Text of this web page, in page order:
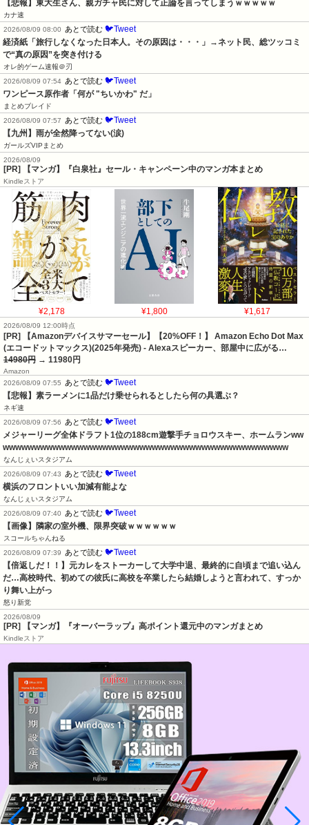
【悲報】東大生さん、親ガチャ民に対して正論を言ってしまうｗｗｗｗｗ
カナ速
2026/08/09 08:00
あとで読む 🐦Tweet
経済紙「旅行しなくなった日本人。その原因は・・・」→ネット民、総ツッコミ
で“真の原因”を突き付ける
オレ的ゲーム速報＠刃
2026/08/09 07:54 あとで読む 🐦Tweet
ワンピース原作者「何が "ちいかわ" だ」
まとめブレイド
2026/08/09 07:57
あとで読む 🐦Tweet
【九州】雨が全然降ってない(涙)
ガールズVIPまとめ
2026/08/09
[PR] 【マンガ】『白泉社』セール・キャンペーン中のマンガ本まとめ
Kindleストア
¥2,178 ¥1,800 ¥1,617
2026/08/09 12:00時点
[PR] 【Amazonデバイスサマーセール】【20%OFF！】 Amazon Echo Dot Max
(エコードットマックス)(2025年発売) - Alexaスピーカー、部屋中に広がる…
14980円 → 11980円
Amazon
2026/08/09 07:55
あとで読む 🐦Tweet
【悲報】素ラーメンに1品だけ乗せられるとしたら何の具選ぶ？
ネギ速
2026/08/09 07:56
あとで読む 🐦Tweet
メジャーリーグ全体ドラフト1位の188cm遊撃手チョロウスキー、ホームランww
wwwwwwwwwwwwwwwwwwwwwwwwwwwwwwwwwwwwwwwwwwwwww
なんじぇいスタジアム
2026/08/09 07:43
あとで読む 🐦Tweet
横浜のフロントいい加減有能よな
なんじぇいスタジアム
2026/08/09 07:40
あとで読む 🐦Tweet
【画像】隣家の室外機、限界突破ｗｗｗｗｗｗ
スコールちゃんねる
2026/08/09 07:39
あとで読む 🐦Tweet
【倍返しだ！！】元カレをストーカーして大学中退、最終的に自頃まで追い込ん
だ…高校時代、初めての彼氏に高校を卒業したら結婚しようと言われて、すっか
り舞い上がっ
怒り新党
2026/08/09
[PR] 【マンガ】『オーバーラップ』高ポイント還元中のマンガまとめ
Kindleストア